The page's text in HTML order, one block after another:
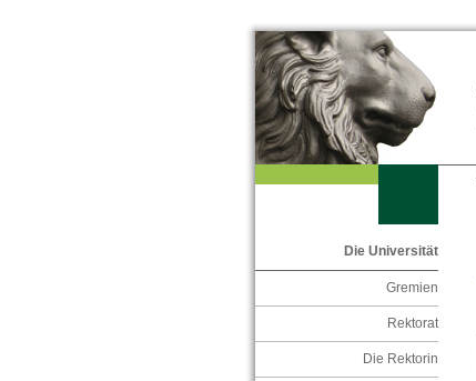
Die Universität
Gremien
Rektorat
Die Rektorin